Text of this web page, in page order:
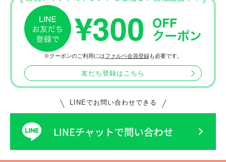
※クーポンのご利用にはファルベ会員登録も必要です。
友だち登録はこちら
LINEでお問い合わせできる